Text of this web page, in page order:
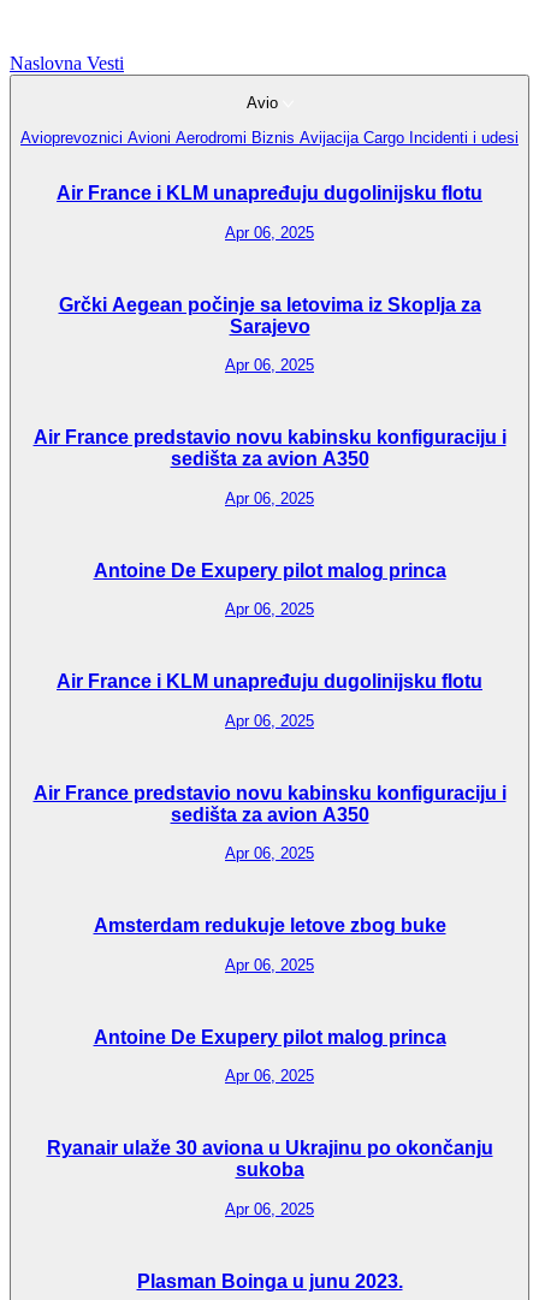
Naslovna Vesti
Avio
Avioprevoznici Avioni Aerodromi Biznis Avijacija Cargo Incidenti i udesi
Air France i KLM unapređuju dugolinijsku flotu
Apr 06, 2025
Grčki Aegean počinje sa letovima iz Skoplja za
Sarajevo
Apr 06, 2025
Air France predstavio novu kabinsku konfiguraciju i
sedišta za avion A350
Apr 06, 2025
Antoine De Exupery pilot malog princa
Apr 06, 2025
Air France i KLM unapređuju dugolinijsku flotu
Apr 06, 2025
Air France predstavio novu kabinsku konfiguraciju i
sedišta za avion A350
Apr 06, 2025
Amsterdam redukuje letove zbog buke
Apr 06, 2025
Antoine De Exupery pilot malog princa
Apr 06, 2025
Ryanair ulaže 30 aviona u Ukrajinu po okončanju
sukoba
Apr 06, 2025
Plasman Boinga u junu 2023.